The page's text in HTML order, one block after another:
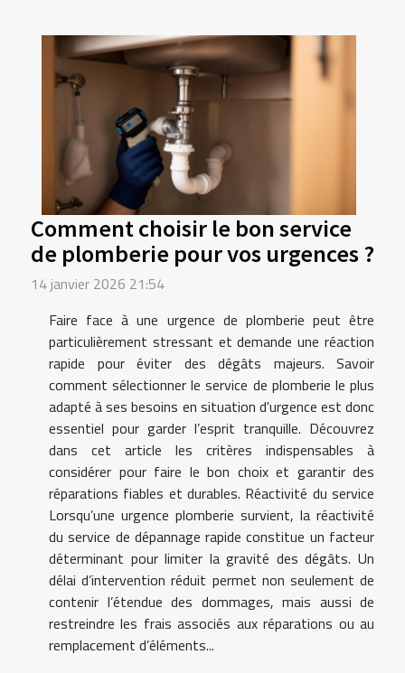
Comment choisir le bon service
de plomberie pour vos urgences ?
14 janvier 2026 21:54
Faire face à une urgence de plomberie peut être
particulièrement stressant et demande une réaction
rapide pour éviter des dégâts majeurs. Savoir
comment sélectionner le service de plomberie le plus
adapté à ses besoins en situation d'urgence est donc
essentiel pour garder l’esprit tranquille. Découvrez
dans cet article les critères indispensables à
considérer pour faire le bon choix et garantir des
réparations fiables et durables. Réactivité du service
Lorsqu’une urgence plomberie survient, la réactivité
du service de dépannage rapide constitue un facteur
déterminant pour limiter la gravité des dégâts. Un
délai d’intervention réduit permet non seulement de
contenir l’étendue des dommages, mais aussi de
restreindre les frais associés aux réparations ou au
remplacement d’éléments...